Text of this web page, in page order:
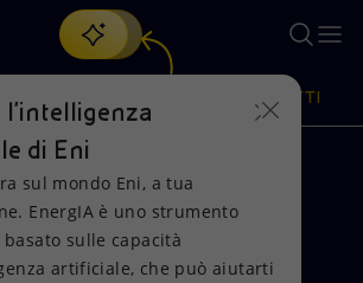
, la nostra nuova soluzione di intelligenza
PRODOTTI
News
LAB: riparte il
l'intelligenza
di Eni
sul mondo Eni, a tua
EnergIA è uno strumento
sulle capacità
artificiale, che può aiutarti